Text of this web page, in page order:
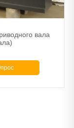
вала